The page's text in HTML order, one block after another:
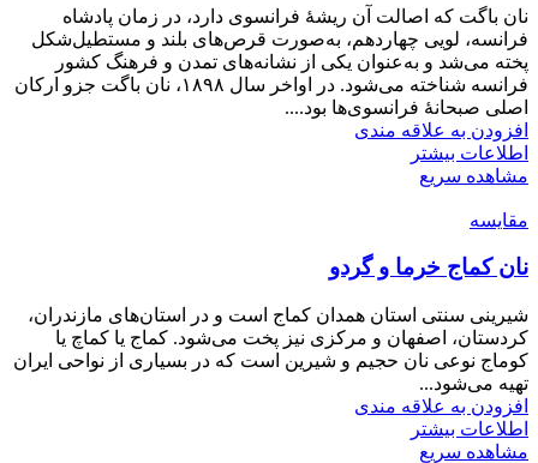
نان باگت که اصالت آن ریشهٔ فرانسوی دارد، در زمان پادشاه
فرانسه، لویی چهاردهم، به‌صورت قرص‌های بلند و مستطیل‌شکل
پخته می‌شد و به‌عنوان یکی از نشانه‌های تمدن و فرهنگ کشور
فرانسه شناخته می‌شود. در اواخر سال ۱۸۹۸، نان باگت جزو ارکان
اصلی صبحانهٔ فرانسوی‌ها بود....
افزودن به علاقه مندی
اطلاعات بیشتر
مشاهده سریع
مقایسه
نان کماج خرما و گردو
شیرینی سنتی استان همدان کماج است و در استان‌های مازندران،
کردستان، اصفهان و مرکزی نیز پخت می‌شود. کماج یا کماچ یا
کوماج نوعی نان حجیم و شیرین است که در بسیاری از نواحی ایران
تهیه می‌شود...
افزودن به علاقه مندی
اطلاعات بیشتر
مشاهده سریع